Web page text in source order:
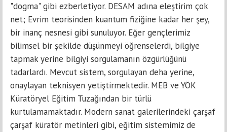
"dogma" gibi ezberletiyor. DESAM adına eleştirim çok
net; Evrim teorisinden kuantum fiziğine kadar her şey,
bir inanç nesnesi gibi sunuluyor. Eğer gençlerimiz
bilimsel bir şekilde düşünmeyi öğrenselerdi, bilgiye
tapmak yerine bilgiyi sorgulamanın özgürlüğünü
tadarlardı. Mevcut sistem, sorgulayan deha yerine,
onaylayan teknisyen yetiştirmektedir. MEB ve YÖK
Küratöryel Eğitim Tuzağından bir türlü
kurtulamamaktadır. Modern sanat galerilerindeki çarşaf
çarşaf küratör metinleri gibi, eğitim sistemimiz de